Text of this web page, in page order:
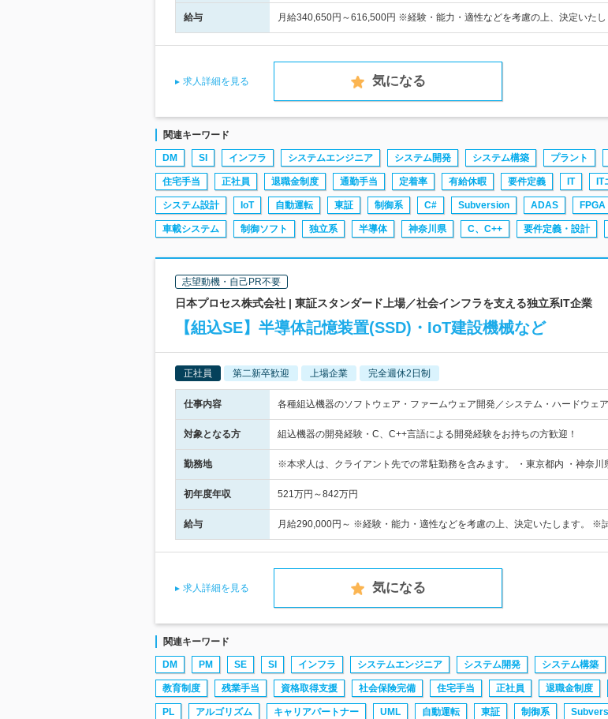
給与 月給340,650円～616,500円 ※経験・能力・適性などを考慮の上、決定いた
求人詳細を見る 気になる
関連キーワード
DM SI インフラ システムエンジニア システム開発 システム構築 プラント
住宅手当 正社員 退職金制度 通勤手当 定着率 有給休暇 要件定義 IT
システム設計 IoT 自動運転 東証 制御系 C# Subversion ADAS FPGA
車載システム 制御ソフト 独立系 半導体 神奈川県 C、C++ 要件定義・設計
志望動機・自己PR不要
日本プロセス株式会社 | 東証スタンダード上場／社会インフラを支える独立系IT企業
【組込SE】半導体記憶装置(SSD)・IoT建設機械など
正社員 第二新卒歓迎 上場企業 完全週休2日制
仕事内容 各種組込機器のソフトウェア・ファームウェア開発／システム・ハードウェ
対象となる方 組込機器の開発経験・C、C++言語による開発経験をお持ちの方歓迎！
勤務地 ※本求人は、クライアント先での常駐勤務を含みます。 ・東京都内 ・神奈
初年度年収 521万円～842万円
給与 月給290,000円～ ※経験・能力・適性などを考慮の上、決定いたします。 ※
求人詳細を見る 気になる
関連キーワード
DM PM SE SI インフラ システムエンジニア システム開発 システム構築
教育制度 残業手当 資格取得支援 社会保険完備 住宅手当 正社員 退職金制度
PL アルゴリズム キャリアパートナー UML 自動運転 東証 制御系